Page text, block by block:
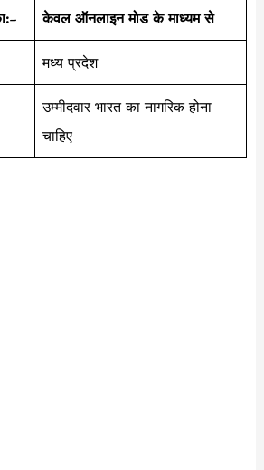
– केवल ऑनलाइन मोड के माध्यम से
मध्य प्रदेश
उम्मीदवार भारत का नागरिक होना
चाहिए